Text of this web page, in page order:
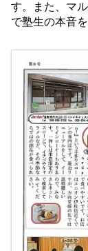
す。また、マ
で塾生の本音